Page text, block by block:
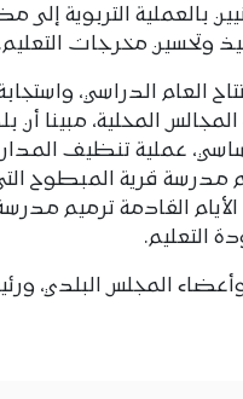
بالعملية التربوية
وتحسين مخرجات التعليم.
العام الدراسي،
المحلية، مبينا
عملية تنظيف
مدرسة قرية المبطوح
التعليم.
المجلس البلدي،